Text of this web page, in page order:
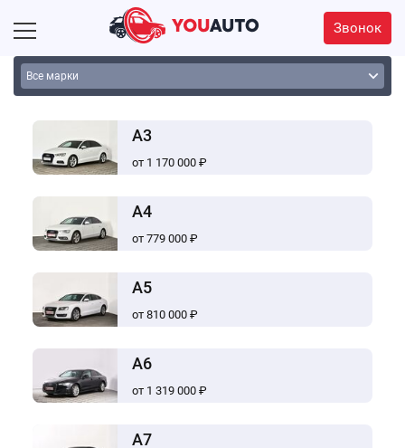
Звонок
A3
от 1 170 000 ₽
A4
от 779 000 ₽
A5
от 810 000 ₽
A6
от 1 319 000 ₽
A7